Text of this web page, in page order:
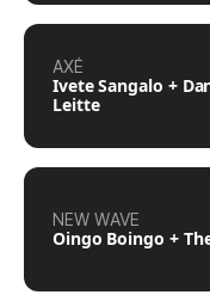
AXÉ
Ivete Sangalo +
Leitte
NEW WAVE
Oingo Boingo +